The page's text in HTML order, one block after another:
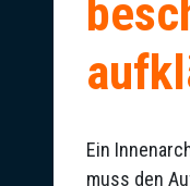
Ein
muss den